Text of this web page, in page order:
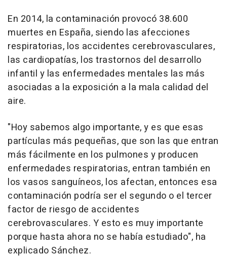
En 2014, la contaminación provocó 38.600
muertes en España, siendo las afecciones
respiratorias, los accidentes cerebrovasculares,
las cardiopatías, los trastornos del desarrollo
infantil y las enfermedades mentales las más
asociadas a la exposición a la mala calidad del
aire.
"Hoy sabemos algo importante, y es que esas
partículas más pequeñas, que son las que entran
más fácilmente en los pulmones y producen
enfermedades respiratorias, entran también en
los vasos sanguíneos, los afectan, entonces esa
contaminación podría ser el segundo o el tercer
factor de riesgo de accidentes
cerebrovasculares. Y esto es muy importante
porque hasta ahora no se había estudiado", ha
explicado Sánchez.